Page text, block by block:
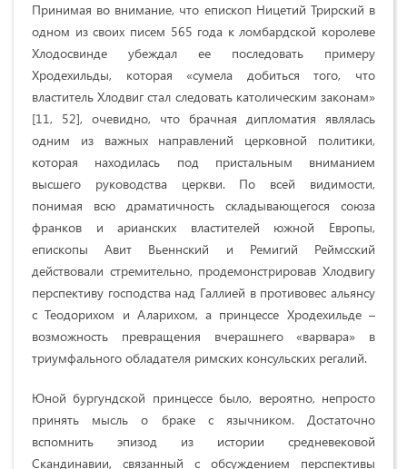
Принимая во внимание, что епископ Ницетий Трирский в
одном из своих писем 565 года к ломбардской королеве
Хлодосвинде убеждал ее последовать примеру
Хродехильды, которая «сумела добиться того, что
властитель Хлодвиг стал следовать католическим законам»
[11, 52], очевидно, что брачная дипломатия являлась
одним из важных направлений церковной политики,
которая находилась под пристальным вниманием
высшего руководства церкви. По всей видимости,
понимая всю драматичность складывающегося союза
франков и арианских властителей южной Европы,
епископы Авит Вьеннский и Ремигий Реймсский
действовали стремительно, продемонстрировав Хлодвигу
перспективу господства над Галлией в противовес альянсу
с Теодорихом и Аларихом, а принцессе Хродехильде –
возможность превращения вчерашнего «варвара» в
триумфального обладателя римских консульских регалий.
Юной бургундской принцессе было, вероятно, непросто
принять мысль о браке с язычником. Достаточно
вспомнить эпизод из истории средневековой
Скандинавии, связанный с обсуждением перспективы